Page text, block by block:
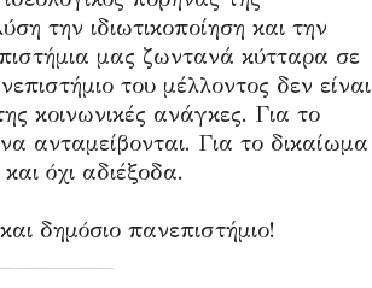
την ιδιωτικοποίηση και την
μας ζωντανά κύτταρα σε
του μέλλοντος δεν είναι
κοινωνικές ανάγκες. Για το
ανταμείβονται. Για το δικαίωμα
όχι αδιέξοδα.
δημόσιο πανεπιστήμιο!